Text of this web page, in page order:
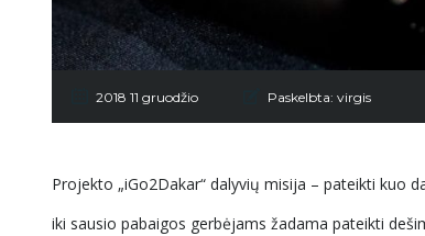
2018 11 gruodžio Paskelbta: virgis
Projekto „iGo2Dakar“ dalyvių misija – pateikti kuo
iki sausio pabaigos gerbėjams žadama pateikti